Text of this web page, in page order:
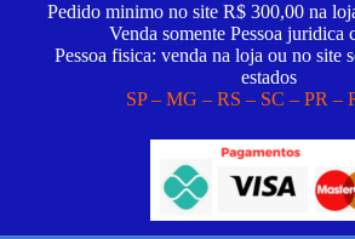
Pedido minimo no site R$ 300,00 na
Venda somente Pessoa juridica
Pessoa fisica: venda na loja ou no site
estados
SP – MG – RS – SC – PR –